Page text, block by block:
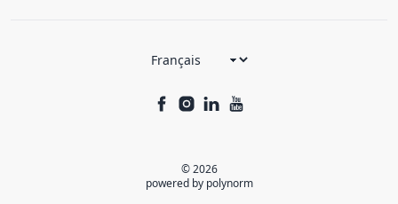
© 2026
powered by polynorm